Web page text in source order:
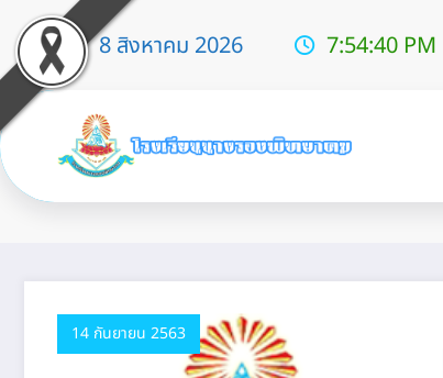
8 สิงหาคม 2026 7:54:41 PM
Tag: แบบสรุป
14 กันยายน 2563